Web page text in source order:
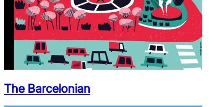
The Barcelonian